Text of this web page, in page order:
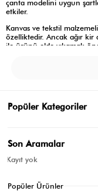
çanta modelini uygun
etkiler.
Kanvas ve tekstil
özelliktedir. Ancak ağır kir
ile ürünü elde yıkamak
deri bakım kremi
silmek formu korumada
silinmesi, çantanın
“Üniversitede nasıl çanta
yanıtlarını
için ders ve ders sonrası
koyulabilirsiniz. Böylece
shopper, tote, sırt,
yapmak daha kolay olur.
dilediğiniz ürünü satın
Etiketler:
Aralık 01, 2025
Popüler Kategoriler
Son Aramalar
Kayıt yok
Popüler Ürünler